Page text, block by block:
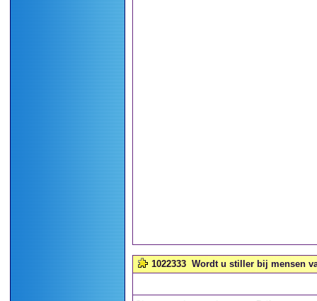
1022333 Wordt u stiller bij mensen